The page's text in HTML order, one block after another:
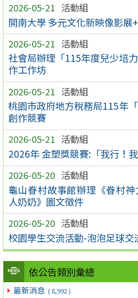
2026-05-21 活動組
開南大學 多元文化新映像影展
2026-05-21 活動組
社會局辦理「115年度兒少培
作工作坊
2026-05-21 活動組
桃園市政府地方稅務局115年
創作競賽
2026-05-21 活動組
2026年 金塑獎競賽:「我行！我
2026-05-20 活動組
龜山眷村故事館辦理《眷村
人奶奶》圖文徵件
2026-05-20 活動組
校園學生交流活動-泡泡足球交
依公告類別彙總
最新消息 ( 8,992 )